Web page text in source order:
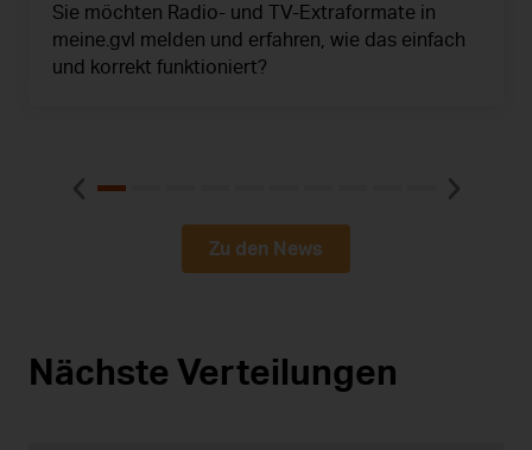
Sie möchten Radio- und TV-Extraformate in
meine.gvl melden und erfahren, wie das einfach
und korrekt funktioniert?
Zu den News
Nächste Verteilungen